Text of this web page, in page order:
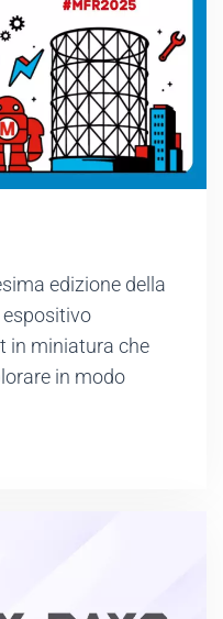
edizione della
in miniatura che
in modo